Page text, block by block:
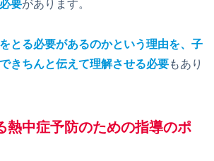
要があります。
とる必要があるのかという理由を、子
きちんと伝えて理解させる必要もあり
熱中症予防のための指導のポ